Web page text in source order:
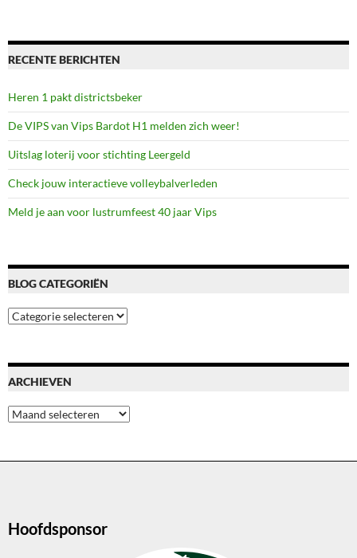
RECENTE BERICHTEN
Heren 1 pakt districtsbeker
De VIPS van Vips Bardot H1 melden zich weer!
Uitslag loterij voor stichting Leergeld
Check jouw interactieve volleybalverleden
Meld je aan voor lustrumfeest 40 jaar Vips
BLOG CATEGORIËN
Blog
categoriën
ARCHIEVEN
Archieven
Hoofdsponsor